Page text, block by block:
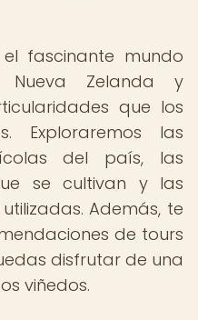
fascinante mundo
Zelanda y
que los
Exploraremos las
del país, las
se cultivan y las
Además, te
de tours
disfrutar de una
viñedos.